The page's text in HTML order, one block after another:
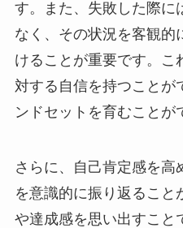
す。また、失敗した際に
なく、その状況を客観的
けることが重要です。こ
対する自信を持つことが
ンドセットを育むことが
さらに、自己肯定感を高
を意識的に振り返ること
や達成感を思い出すこと